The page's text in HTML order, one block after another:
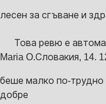
лесен за сгъване и
Това ревю е
Maria O.Словакия, 14.
беше малко по-трудно
добре